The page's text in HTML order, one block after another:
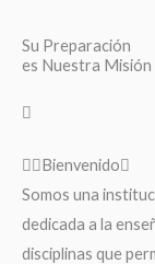
Su Preparación
es Nuestra Misión
Bienvenido
Somos una
dedicada a la
disciplinas que